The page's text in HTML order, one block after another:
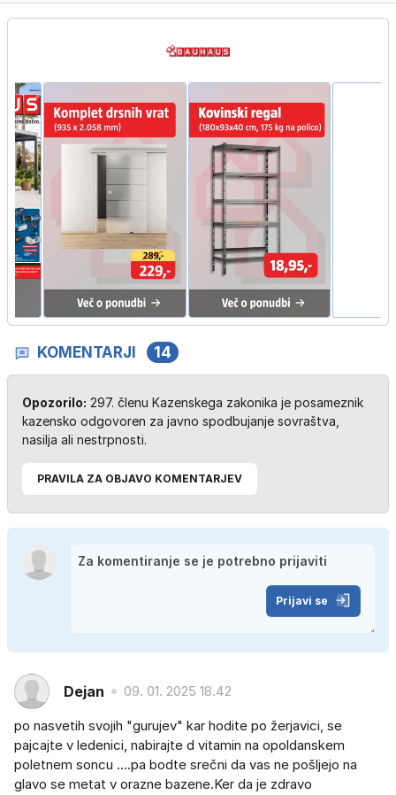
KOMENTARJI 14
Opozorilo: 297. členu Kazenskega zakonika je posameznik
kazensko odgovoren za javno spodbujanje sovraštva,
nasilja ali nestrpnosti.
PRAVILA ZA OBJAVO KOMENTARJEV
Prijavi se
Dejan 09. 01. 2025 18.42
po nasvetih svojih "gurujev" kar hodite po žerjavici, se
pajcajte v ledenici, nabirajte d vitamin na opoldanskem
poletnem soncu ....pa bodte srečni da vas ne pošljejo na
glavo se metat v orazne bazene.Ker da je zdravo